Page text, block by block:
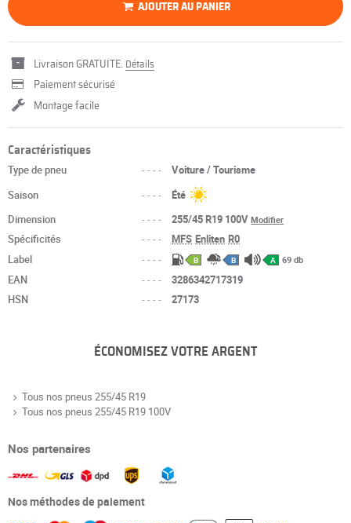
AJOUTER AU PANIER
Livraison GRATUITE. Détails
Paiement sécurisé
Montage facile
Caractéristiques
Type de pneu ----
Voiture / Tourisme
Saison
----
Été
Dimension
---- 255/45 R19 100VModifier
Spécificités ---- MFS Enliten R0
Label
---- B B A 69 db
EAN ----
3286342717319
HSN
---- 27173
ÉCONOMISEZ VOTRE ARGENT
Tous nos pneus 255/45 R19
Tous nos pneus 255/45 R19 100V
Nos partenaires
Nos méthodes de paiement